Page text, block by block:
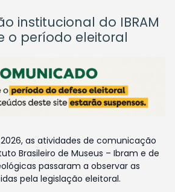
institucional do IBRAM
o período eleitoral
as atividades de comunicação
Brasileiro de Museus – Ibram e de
passaram a observar as
pela legislação eleitoral.